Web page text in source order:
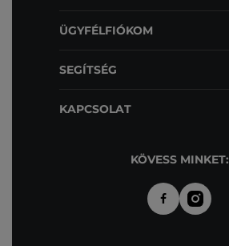
ÜGYFÉLFIÓKOM
SEGÍTSÉG
KAPCSOLAT
KÖVESS MINKET: